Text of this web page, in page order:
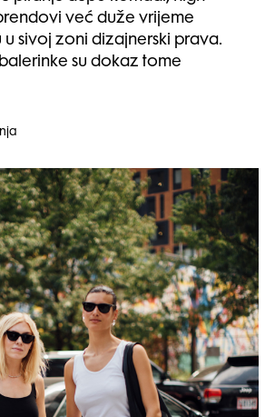
već duže vrijeme
u sivoj zoni dizajnerski prava.
su dokaz tome